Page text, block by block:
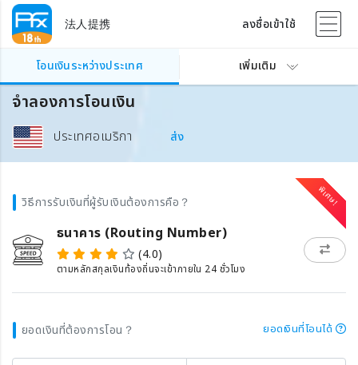
法人提携 ลงชื่อเข้าใช้
โอนเงินระหว่างประเทศ เพิ่มเติม
จำลองการโอนเงิน
ประเทศอเมริกา ส่ง
วิธีการรับเงินที่ผู้รับเงินต้องการคือ？
ธนาคาร (Routing Number)
(4.0)
ตามหลักสกุลเงินท้องถิ่นจะเข้าภายใน 24 ชั่วโมง
ยอดเงินที่ต้องการโอน？ ยอดเงินที่โอนได้